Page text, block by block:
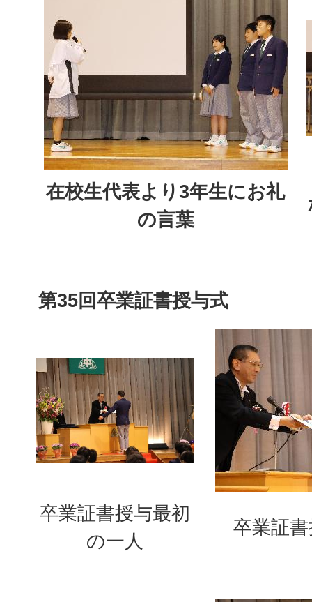
在校生代表より3年生にお礼
の言葉
第35回卒業証書授与式
卒業証書授与最初
の一人
卒業証